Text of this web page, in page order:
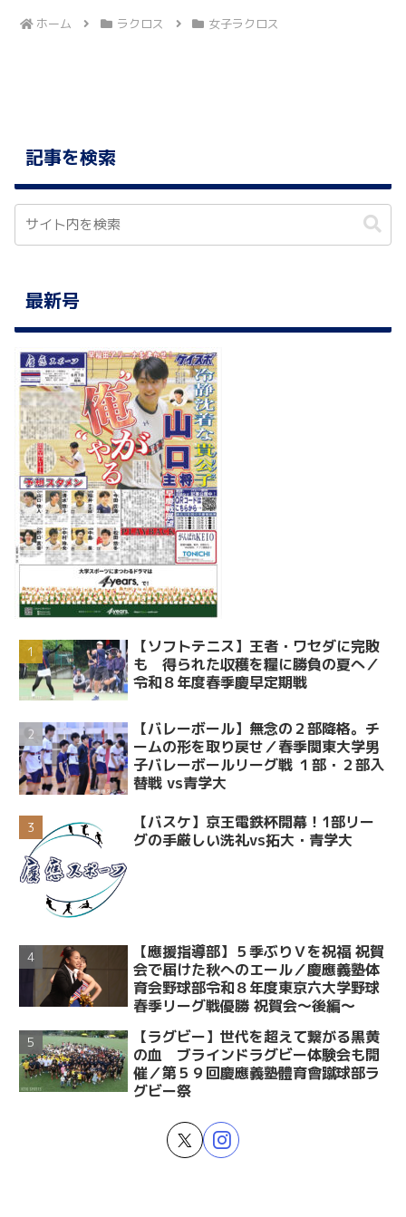
ホーム ラクロス 女子ラクロス
記事を検索
最新号
【ソフトテニス】王者・ワセダに完敗
も 得られた収穫を糧に勝負の夏へ／
令和８年度春季慶早定期戦
【バレーボール】無念の２部降格。チ
ームの形を取り戻せ／春季関東大学男
子バレーボールリーグ戦 １部・２部入
替戦 vs青学大
【バスケ】京王電鉄杯開幕！1部リー
グの手厳しい洗礼vs拓大・青学大
【應援指導部】５季ぶりＶを祝福 祝賀
会で届けた秋へのエール／慶應義塾体
育会野球部令和８年度東京六大学野球
春季リーグ戦優勝 祝賀会～後編～
【ラグビー】世代を超えて繋がる黒黄
の血 ブラインドラグビー体験会も開
催／第５９回慶應義塾體育會蹴球部ラ
グビー祭